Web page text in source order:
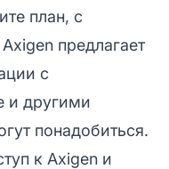
план, с
предлагает
с
и другими
понадобиться.
к Axigen и